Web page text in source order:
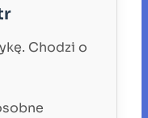
Chodzi o